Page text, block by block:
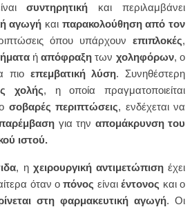
συντηρητική και περιλαμβάνει
αγωγή και παρακολούθηση από τον
όπου υπάρχουν επιπλοκές,
ήαπόφραξη των χοληφόρων, ο
πιο επεμβατική λύση. Συνηθέστερη
χολής, η οποία πραγματοποιείται
σοβαρές περιπτώσεις, ενδέχεται να
για την απομάκρυνση του
ιστού.
, η χειρουργική αντιμετώπισηέχει
όταν οπόνος είναιέντονος και ο
στη φαρμακευτική αγωγή. Οι